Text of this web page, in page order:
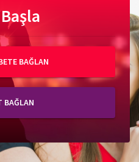
BAĞLAN
BAĞLAN